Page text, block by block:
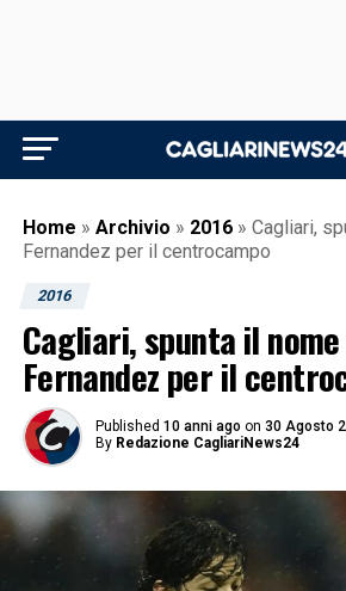
Home » Archivio » 2016 » Cagliari,
Fernandez per il centrocampo
2016
Cagliari, spunta il
Fernandez per il
Published 10 anni ago on 30 Agosto
By Redazione CagliariNews24